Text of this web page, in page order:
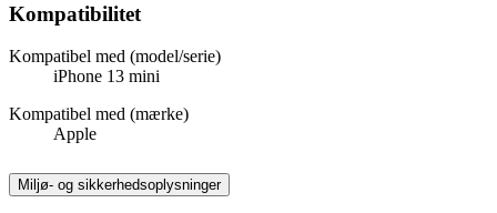
Kompatibilitet
Kompatibel med (model/serie)
iPhone 13 mini
Kompatibel med (mærke)
Apple
Miljø- og sikkerhedsoplysninger